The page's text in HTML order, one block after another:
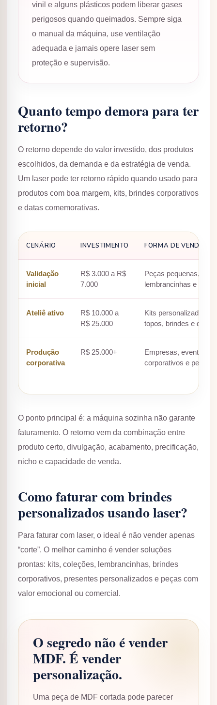
vinil e alguns plásticos podem liberar gases
perigosos quando queimados. Sempre siga
o manual da máquina, use ventilação
adequada e jamais opere laser sem
proteção e supervisão.
Quanto tempo demora para ter
retorno?
O retorno depende do valor investido, dos produtos
escolhidos, da demanda e da estratégia de venda.
Um laser pode ter retorno rápido quando usado para
produtos com boa margem, kits, brindes corporativos
e datas comemorativas.
CENÁRIO INVESTIMENTO FORMA DE VENDA
Validação
inicial
R$ 3.000 a R$
7.000
Peças pequenas,
lembrancinhas e
Ateliê ativo
R$ 10.000 a
R$ 25.000
Kits personalizados,
topos, brindes e
Produção
corporativa
R$ 25.000+
Empresas, eventos,
corporativos e
O ponto principal é: a máquina sozinha não garante
faturamento. O retorno vem da combinação entre
produto certo, divulgação, acabamento, precificação,
nicho e capacidade de venda.
Como faturar com brindes
personalizados usando laser?
Para faturar com laser, o ideal é não vender apenas
“corte”. O melhor caminho é vender soluções
prontas: kits, coleções, lembrancinhas, brindes
corporativos, presentes personalizados e peças com
valor emocional ou comercial.
O segredo não é vender
MDF. É vender
personalização.
Uma peça de MDF cortada pode parecer